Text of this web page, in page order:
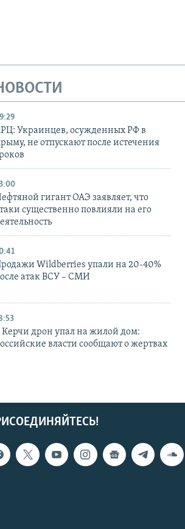
Украинцев, осужденных РФ в
не отпускают после истечения
гигант ОАЭ заявляет, что
существенно повлияли на его
Wildberries упали на 20-40%
атак ВСУ – СМИ
Керчи дрон упал на жилой дом:
власти сообщают о жертвах